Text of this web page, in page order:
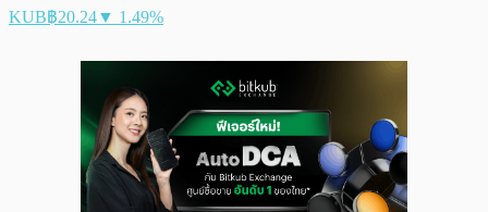
KUB฿20.24▼ 1.49%